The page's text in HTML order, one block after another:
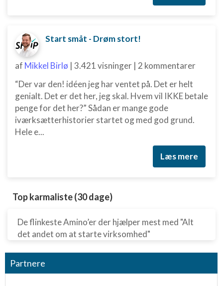
Start småt - Drøm stort!
af Mikkel Birlø | 3.421 visninger | 2 kommentarer
“Der var den! idéen jeg har ventet på. Det er helt
genialt. Det er det her, jeg skal. Hvem vil IKKE betale
penge for det her?” Sådan er mange gode
iværksætterhistorier startet og med god grund.
Hele e...
Læs mere
Top karmaliste (30 dage)
De flinkeste Amino’er der hjælper mest med "Alt
det andet om at starte virksomhed"
Partnere